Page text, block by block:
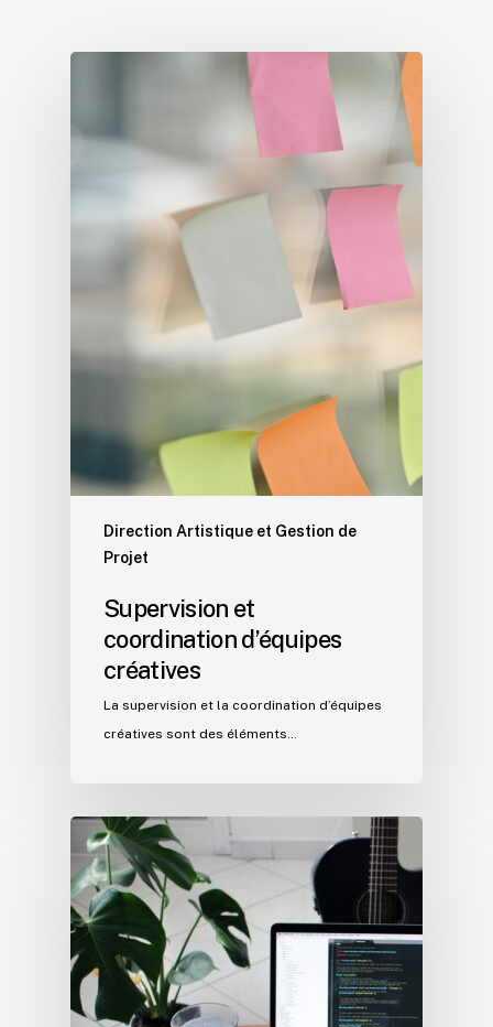
Direction Artistique et Gestion de
Projet
Supervision et
coordination d’équipes
créatives
La supervision et la coordination d’équipes
créatives sont des éléments…